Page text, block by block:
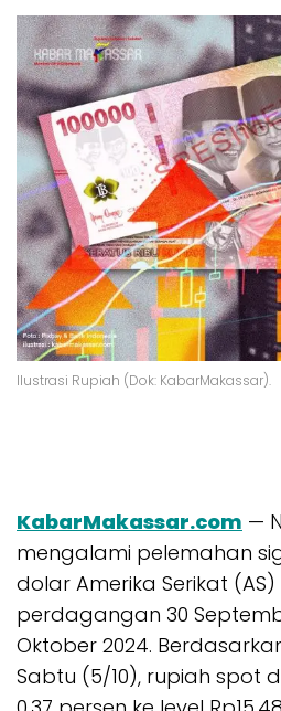
Ilustrasi Rupiah (Dok: KabarMakassar).
KabarMakassar.com —
mengalami pelemahan
dolar Amerika Serikat
perdagangan 30
Oktober 2024.
Sabtu (5/10), rupiah spot